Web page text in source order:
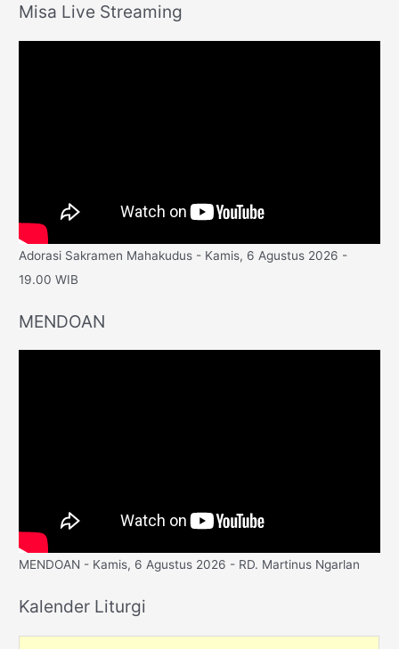
Misa Live Streaming
Adorasi Sakramen Mahakudus - Kamis, 6 Agustus 2026 -
19.00 WIB
MENDOAN
MENDOAN - Kamis, 6 Agustus 2026 - RD. Martinus Ngarlan
Kalender Liturgi